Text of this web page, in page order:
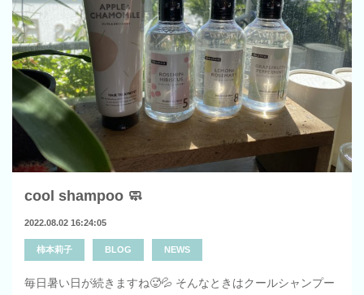
cool shampoo 🧼
2022.08.02 16:24:05
柿本莉子 BLOG NEWS
毎日暑い日が続きますね🥵💦 そんなときはクールシャンプー